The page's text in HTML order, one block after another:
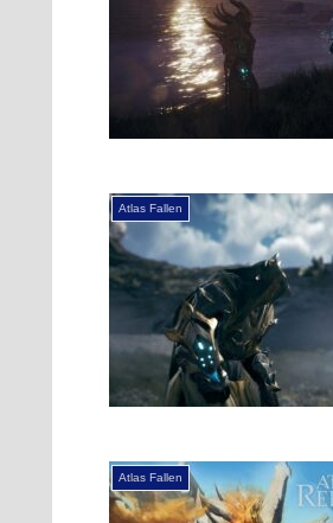
Atlas Fallen
Atlas Fallen